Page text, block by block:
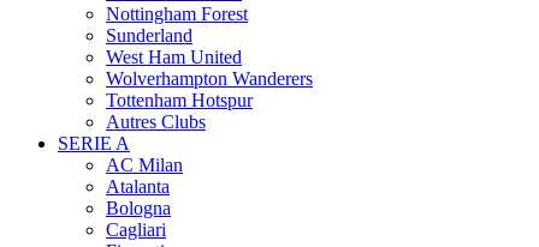
Nottingham Forest
Sunderland
West Ham United
Wolverhampton Wanderers
Tottenham Hotspur
Autres Clubs
SERIE A
AC Milan
Atalanta
Bologna
Cagliari